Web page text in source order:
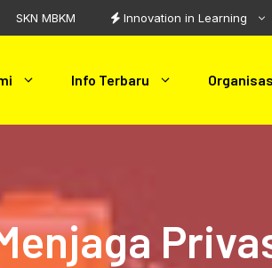
SKN MBKM Innovation in Learning
Info Terbaru